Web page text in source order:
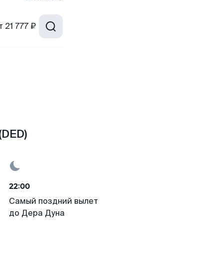
21 777 ₽
22:00
Самый поздний вылет
до Дера Дуна